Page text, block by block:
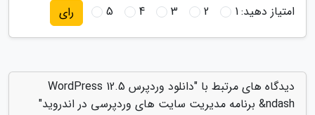
امتیاز دهید:1
2
3
4
5 رای
دیدگاه های مرتبط با "دانلود وردپرس WordPress 12.5
&ndash برنامه مدیریت سایت های وردپرسی در اندروید"